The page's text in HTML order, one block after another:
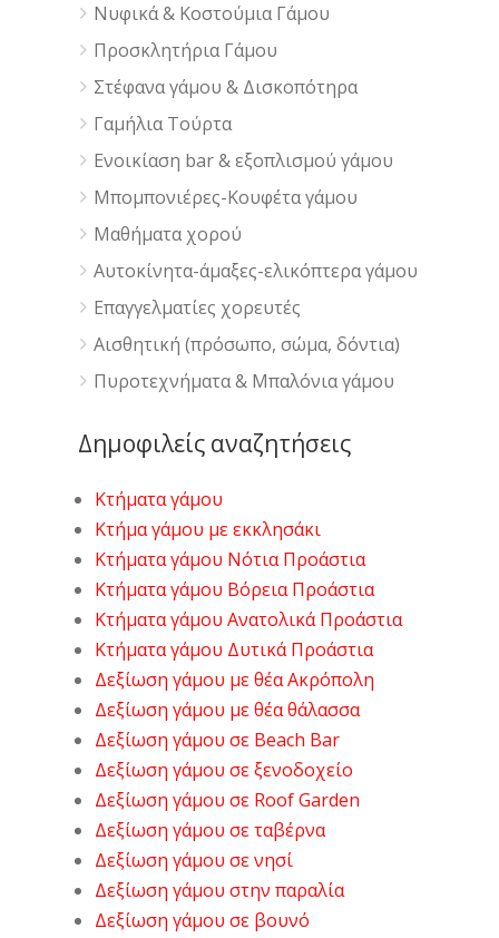
Νυφικά & Κοστούμια Γάμου
Προσκλητήρια Γάμου
Στέφανα γάμου & Δισκοπότηρα
Γαμήλια Τούρτα
Ενοικίαση bar & εξοπλισμού γάμου
Μπομπονιέρες-Κουφέτα γάμου
Μαθήματα χορού
Αυτοκίνητα-άμαξες-ελικόπτερα γάμου
Επαγγελματίες χορευτές
Αισθητική (πρόσωπο, σώμα, δόντια)
Πυροτεχνήματα & Μπαλόνια γάμου
Δημοφιλείς αναζητήσεις
Κτήματα γάμου
Κτήμα γάμου με εκκλησάκι
Κτήματα γάμου Νότια Προάστια
Κτήματα γάμου Βόρεια Προάστια
Κτήματα γάμου Ανατολικά Προάστια
Κτήματα γάμου Δυτικά Προάστια
Δεξίωση γάμου με θέα Ακρόπολη
Δεξίωση γάμου με θέα θάλασσα
Δεξίωση γάμου σε Beach Bar
Δεξίωση γάμου σε ξενοδοχείο
Δεξίωση γάμου σε Roof Garden
Δεξίωση γάμου σε ταβέρνα
Δεξίωση γάμου σε νησί
Δεξίωση γάμου στην παραλία
Δεξίωση γάμου σε βουνό